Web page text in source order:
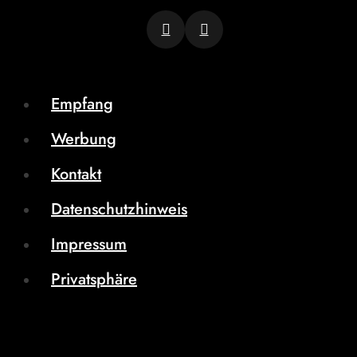
Empfang
Werbung
Kontakt
Datenschutzhinweis
Impressum
Privatsphäre